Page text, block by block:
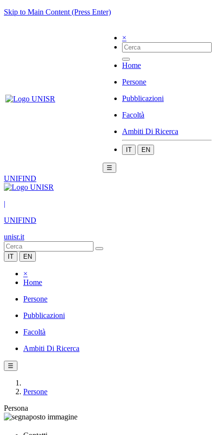
Skip to Main Content (Press Enter)
×
Home
Persone
Pubblicazioni
Facoltà
Ambiti Di Ricerca
IT EN
☰
UNIFIND
|
UNIFIND
unisr.it
IT EN
×
Home
Persone
Pubblicazioni
Facoltà
Ambiti Di Ricerca
☰
Persone
Persona